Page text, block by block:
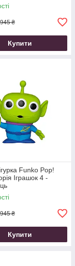
945 ₴
Купити
Funko Pop!
Іграшок 4 -
945 ₴
Купити